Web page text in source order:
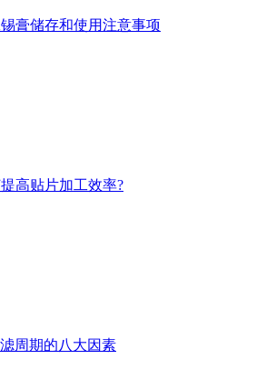
膏储存和使用注意事项
高贴片加工效率?
周期的八大因素